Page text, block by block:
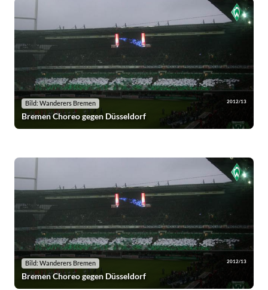
Bild: Wanderers Bremen 2012/13
Bremen Choreo gegen Düsseldorf
Bild: Wanderers Bremen 2012/13
Bremen Choreo gegen Düsseldorf